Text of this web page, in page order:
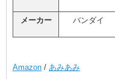
メーカー バンダイ
Amazon / あみあみ